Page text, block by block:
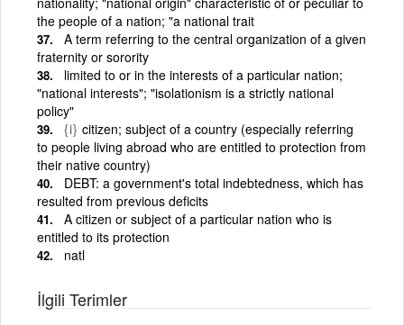
the people of a nation; "a national trait
A term referring to the central organization of a given
fraternity or sorority
limited to or in the interests of a particular nation;
"national interests"; "isolationism is a strictly national
policy"
{i} citizen; subject of a country (especially referring
to people living abroad who are entitled to protection from
their native country)
DEBT: a government's total indebtedness, which has
resulted from previous deficits
A citizen or subject of a particular nation who is
entitled to its protection
natl
İlgili Terimler